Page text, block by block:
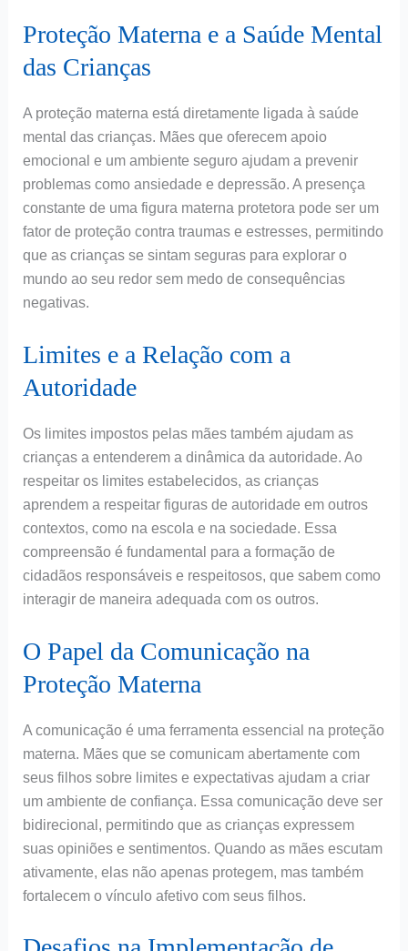
Proteção Materna e a Saúde Mental
das Crianças
A proteção materna está diretamente ligada à saúde
mental das crianças. Mães que oferecem apoio
emocional e um ambiente seguro ajudam a prevenir
problemas como ansiedade e depressão. A presença
constante de uma figura materna protetora pode ser um
fator de proteção contra traumas e estresses, permitindo
que as crianças se sintam seguras para explorar o
mundo ao seu redor sem medo de consequências
negativas.
Limites e a Relação com a
Autoridade
Os limites impostos pelas mães também ajudam as
crianças a entenderem a dinâmica da autoridade. Ao
respeitar os limites estabelecidos, as crianças
aprendem a respeitar figuras de autoridade em outros
contextos, como na escola e na sociedade. Essa
compreensão é fundamental para a formação de
cidadãos responsáveis e respeitosos, que sabem como
interagir de maneira adequada com os outros.
O Papel da Comunicação na
Proteção Materna
A comunicação é uma ferramenta essencial na proteção
materna. Mães que se comunicam abertamente com
seus filhos sobre limites e expectativas ajudam a criar
um ambiente de confiança. Essa comunicação deve ser
bidirecional, permitindo que as crianças expressem
suas opiniões e sentimentos. Quando as mães escutam
ativamente, elas não apenas protegem, mas também
fortalecem o vínculo afetivo com seus filhos.